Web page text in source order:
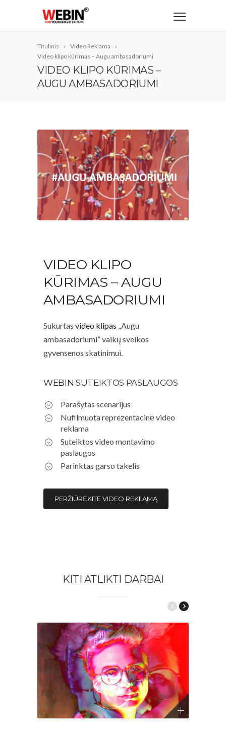
Titulinis
Video Reklama
Video klipo kūrimas – Augu ambasadoriumi
VIDEO KLIPO KŪRIMAS –
AUGU AMBASADORIUMI
VIDEO KLIPO
KŪRIMAS – AUGU
AMBASADORIUMI
Sukurtas video klipas ,,Augu
ambasadoriumi” vaikų sveikos
gyvensenos skatinimui.
WEBIN SUTEIKTOS PASLAUGOS
Parašytas scenarijus
Nufilmuota reprezentacinė video
reklama
Suteiktos video montavimo
paslaugos
Parinktas garso takelis
PERŽIŪRĖKITE VIDEO REKLAMĄ
KITI ATLIKTI DARBAI